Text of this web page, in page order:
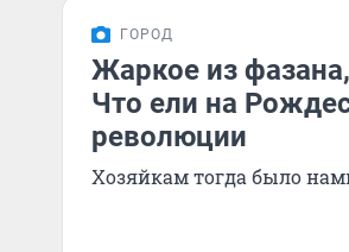
ГОРОД
Жаркое из
Что ели на
революции
Хозяйкам тогда было